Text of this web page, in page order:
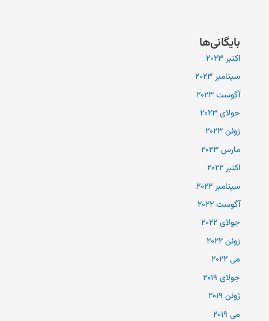
بایگانی‌ها
اکتبر 2023
سپتامبر 2023
آگوست 2023
جولای 2023
ژوئن 2023
مارس 2023
اکتبر 2022
سپتامبر 2022
آگوست 2022
جولای 2022
ژوئن 2022
می 2022
جولای 2019
ژوئن 2019
می 2019